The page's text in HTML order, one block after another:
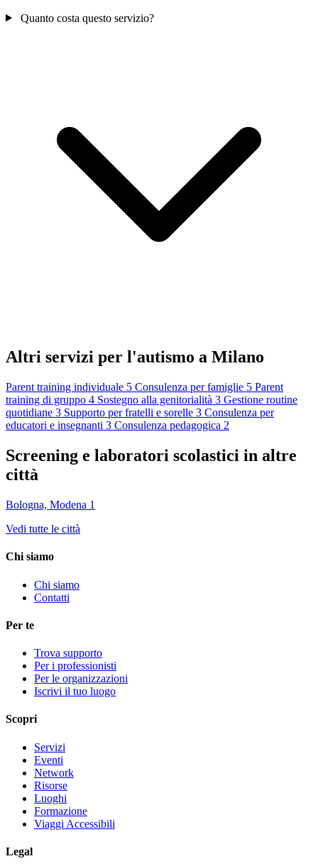
Quanto costa questo servizio?
Altri servizi per l'autismo a Milano
Parent training individuale 5 Consulenza per famiglie 5 Parent
training di gruppo 4 Sostegno alla genitorialità 3 Gestione routine
quotidiane 3 Supporto per fratelli e sorelle 3 Consulenza per
educatori e insegnanti 3 Consulenza pedagogica 2
Screening e laboratori scolastici in altre
città
Bologna, Modena 1
Vedi tutte le città
Chi siamo
Chi siamo
Contatti
Per te
Trova supporto
Per i professionisti
Per le organizzazioni
Iscrivi il tuo luogo
Scopri
Servizi
Eventi
Network
Risorse
Luoghi
Formazione
Viaggi Accessibili
Legal